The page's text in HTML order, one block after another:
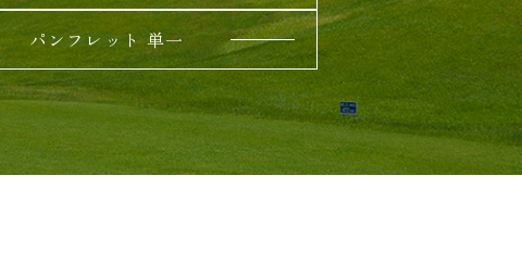
パンフレット 単一